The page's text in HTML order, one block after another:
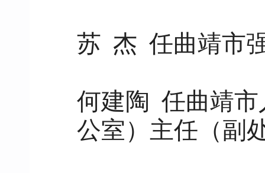
苏 杰 任曲靖市
何建陶 任曲靖市
公室）主任（副